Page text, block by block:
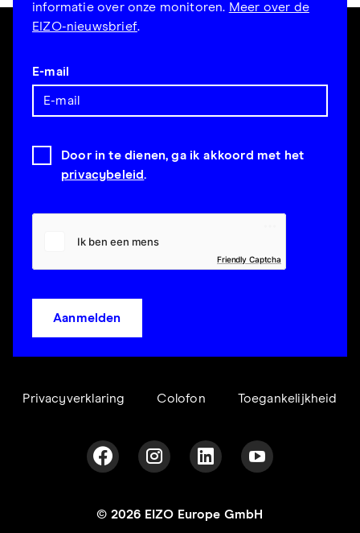
informatie over onze monitoren. Meer over de
EIZO-nieuwsbrief.
E-mail
Door in te dienen, ga ik akkoord met het
privacybeleid.
Friendly Captcha
Aanmelden
Privacyverklaring Colofon Toegankelijkheid
© 2026 EIZO Europe GmbH